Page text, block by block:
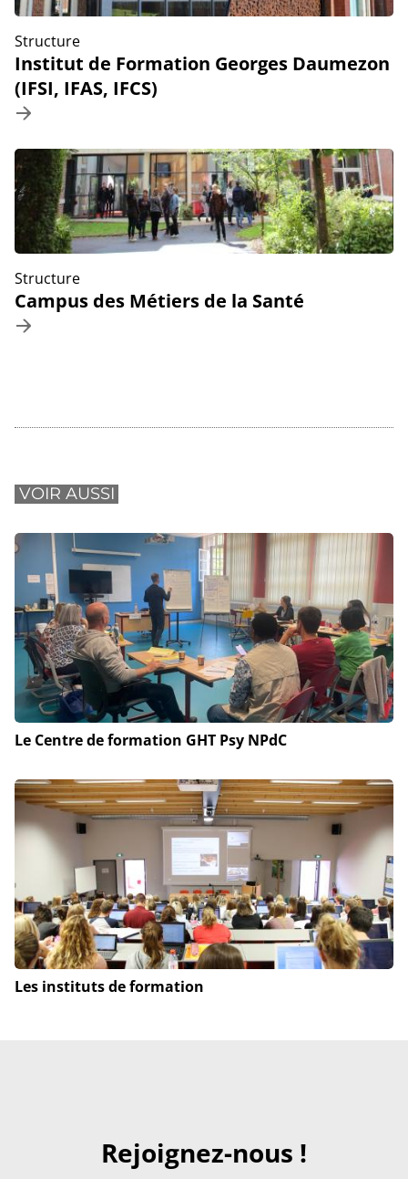
Structure
Institut de Formation Georges Daumezon
(IFSI, IFAS, IFCS)
Structure
Campus des Métiers de la Santé
VOIR AUSSI
Le Centre de formation GHT Psy NPdC
Les instituts de formation
Rejoignez-nous !